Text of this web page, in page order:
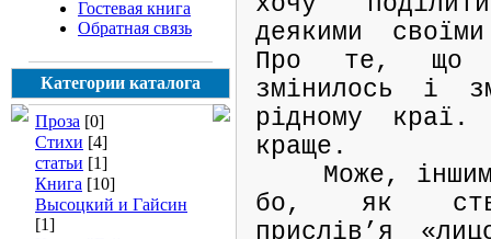
Гостевая книга
Обратная связь
Категории каталога
Проза [0]
Стихи [4]
статьи [1]
Книга [10]
Высоцкий и Гайсин
[1]
деякими
Про те, що
змінилось і
рідному
краще.
Може,
бо, як
прислів’я